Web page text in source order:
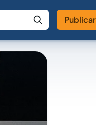
no Jus
Publicar